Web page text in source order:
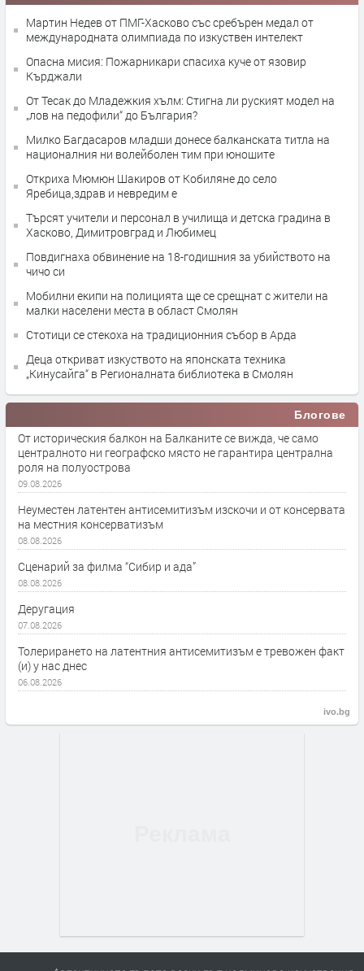
Мартин Недев от ПМГ-Хасково със сребърен медал от
международната олимпиада по изкуствен интелект
Опасна мисия: Пожарникари спасиха куче от язовир
Кърджали
От Тесак до Младежкия хълм: Стигна ли руският модел на
„лов на педофили“ до България?
Милко Багдасаров младши донесе балканската титла на
националния ни волейболен тим при юношите
Откриха Мюмюн Шакиров от Кобиляне до село
Яребица,здрав и невредим е
Търсят учители и персонал в училища и детска градина в
Хасково, Димитровград и Любимец
Повдигнаха обвинение на 18-годишния за убийството на
чичо си
Мобилни екипи на полицията ще се срещнат с жители на
малки населени места в област Смолян
Стотици се стекоха на традиционния събор в Арда
Деца откриват изкуството на японската техника
„Кинусайга“ в Регионалната библиотека в Смолян
Блогове
От историческия балкон на Балканите се вижда, че само
централното ни географско място не гарантира централна
роля на полуострова
09.08.2026
Неуместен латентен антисемитизъм изскочи и от консервата
на местния консерватизъм
08.08.2026
Сценарий за филма “Сибир и ада”
08.08.2026
Деругация
07.08.2026
Толерирането на латентния антисемитизъм е тревожен факт
(и) у нас днес
06.08.2026
ivo.bg